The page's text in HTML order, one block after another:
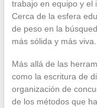
trabajo en equipo y el
Cerca de la esfera
de peso en la
más sólida y más viva.
Más allá de las
como la escritura de
organización de
de los métodos que